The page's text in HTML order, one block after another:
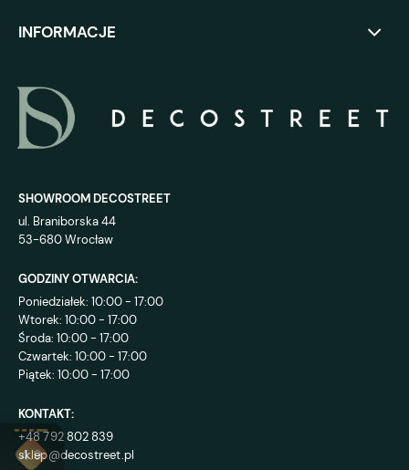
INFORMACJE
SHOWROOM DECOSTREET
ul. Braniborska 44
53-680 Wrocław
GODZINY OTWARCIA:
Poniedziałek: 10:00 - 17:00
Wtorek: 10:00 - 17:00
Środa: 10:00 - 17:00
Czwartek: 10:00 - 17:00
Piątek: 10:00 - 17:00
KONTAKT:
+48 792 802 839
sklep@decostreet.pl
4.9